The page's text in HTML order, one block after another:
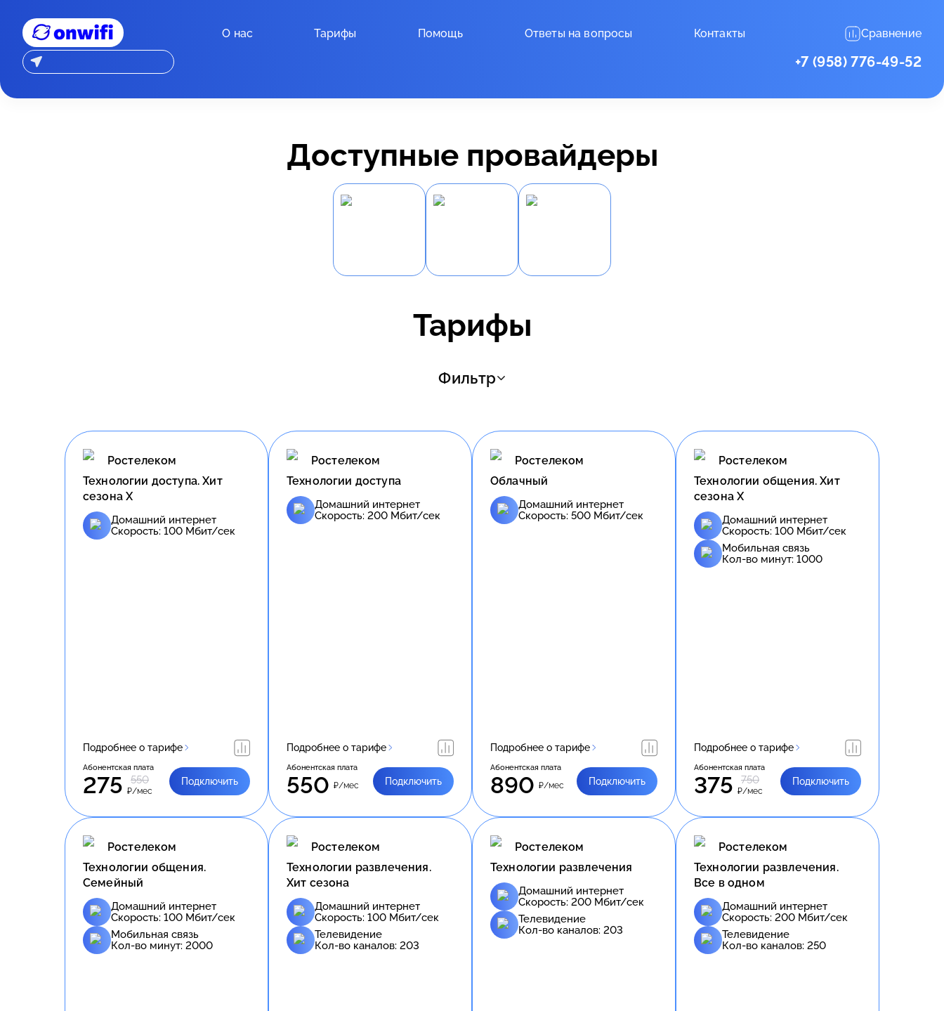
О нас Тарифы Помощь Ответы на вопросы Контакты Сравнение
+7 (958) 776-49-52
Доступные провайдеры
Тарифы
Фильтр
Ростелеком
Технологии доступа. Хит
сезона X
Домашний интернет
Скорость: 100 Мбит/сек
Подробнее о тарифе
Абонентская плата
275 550
₽/мес
Подключить
Ростелеком
Технологии доступа
Домашний интернет
Скорость: 200 Мбит/сек
Подробнее о тарифе
Абонентская плата
550 ₽/мес Подключить
Ростелеком
Облачный
Домашний интернет
Скорость: 500 Мбит/сек
Подробнее о тарифе
Абонентская плата
890 ₽/мес Подключить
Ростелеком
Технологии общения. Хит
сезона Х
Домашний интернет
Скорость: 100 Мбит/сек
Мобильная связь
Кол-во минут: 1000
Подробнее о тарифе
Абонентская плата
375 750
₽/мес
Подключить
Ростелеком
Технологии общения.
Семейный
Домашний интернет
Скорость: 100 Мбит/сек
Мобильная связь
Кол-во минут: 2000
Ростелеком
Технологии развлечения.
Хит сезона
Домашний интернет
Скорость: 100 Мбит/сек
Телевидение
Кол-во каналов: 203
Ростелеком
Технологии развлечения
Домашний интернет
Скорость: 200 Мбит/сек
Телевидение
Кол-во каналов: 203
Ростелеком
Технологии развлечения.
Все в одном
Домашний интернет
Скорость: 200 Мбит/сек
Телевидение
Кол-во каналов: 250